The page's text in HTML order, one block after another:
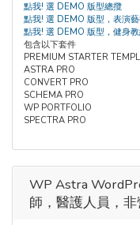
點我! 選 DEMO 版型總攬
點我! 選 DEMO 版型，表演
點我! 選 DEMO 版型，健身
包含以下套件
PREMIUM STARTER
ASTRA PRO
CONVERT PRO
SCHEMA PRO
WP PORTFOLIO
SPECTRA PRO
WP Astra
師，醫護人員，